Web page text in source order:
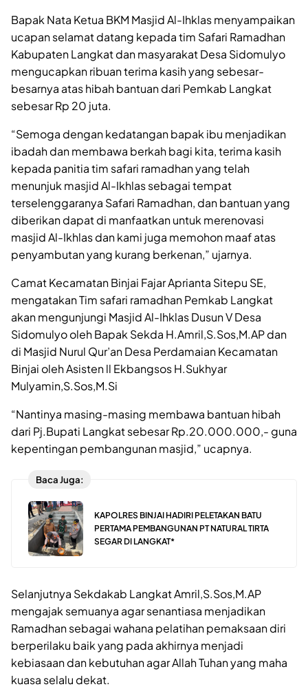
Bapak Nata Ketua BKM Masjid Al-Ihklas menyampaikan
ucapan selamat datang kepada tim Safari Ramadhan
Kabupaten Langkat dan masyarakat Desa Sidomulyo
mengucapkan ribuan terima kasih yang sebesar-
besarnya atas hibah bantuan dari Pemkab Langkat
sebesar Rp 20 juta.
“Semoga dengan kedatangan bapak ibu menjadikan
ibadah dan membawa berkah bagi kita, terima kasih
kepada panitia tim safari ramadhan yang telah
menunjuk masjid Al-Ikhlas sebagai tempat
terselenggaranya Safari Ramadhan, dan bantuan yang
diberikan dapat di manfaatkan untuk merenovasi
masjid Al-Ikhlas dan kami juga memohon maaf atas
penyambutan yang kurang berkenan,” ujarnya.
Camat Kecamatan Binjai Fajar Aprianta Sitepu SE,
mengatakan Tim safari ramadhan Pemkab Langkat
akan mengunjungi Masjid Al-Ihklas Dusun V Desa
Sidomulyo oleh Bapak Sekda H.Amril,S.Sos,M.AP dan
di Masjid Nurul Qur’an Desa Perdamaian Kecamatan
Binjai oleh Asisten ll Ekbangsos H.Sukhyar
Mulyamin,S.Sos,M.Si
“Nantinya masing-masing membawa bantuan hibah
dari Pj.Bupati Langkat sebesar Rp.20.000.000,- guna
kepentingan pembangunan masjid,” ucapnya.
Baca Juga:
KAPOLRES BINJAI HADIRI PELETAKAN BATU
PERTAMA PEMBANGUNAN PT NATURAL TIRTA
SEGAR DI LANGKAT*
Selanjutnya Sekdakab Langkat Amril,S.Sos,M.AP
mengajak semuanya agar senantiasa menjadikan
Ramadhan sebagai wahana pelatihan pemaksaan diri
berperilaku baik yang pada akhirnya menjadi
kebiasaan dan kebutuhan agar Allah Tuhan yang maha
kuasa selalu dekat.